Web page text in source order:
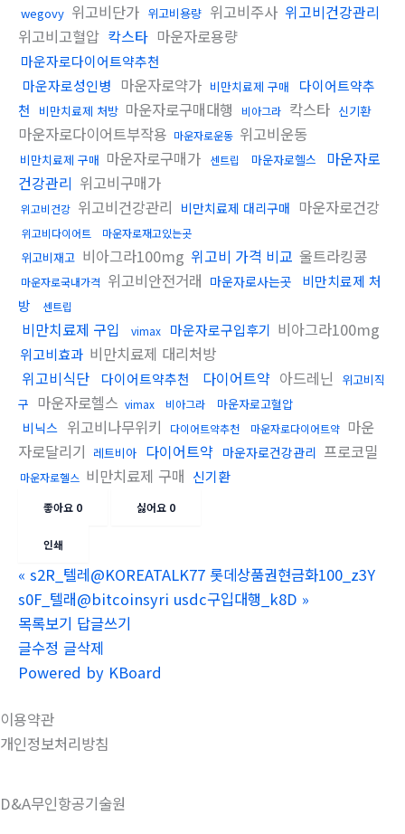
wegovy 위고비단가 위고비용량 위고비주사 위고비건강관리
위고비고혈압 칵스타 마운자로용량
마운자로다이어트약추천
마운자로성인병
마운자로약가 비만치료제 구매
다이어트약추
천
비만치료제 처방 마운자로구매대행 비아그라 칵스타 신기환
마운자로다이어트부작용 마운자로운동 위고비운동
비만치료제 구매 마운자로구매가 센트립 마운자로헬스
마운자로
건강관리 위고비구매가
위고비건강 위고비건강관리 비만치료제 대리구매 마운자로건강
위고비다이어트 마운자로재고있는곳
위고비재고 비아그라100mg 위고비 가격 비교 울트라킹콩
마운자로국내가격 위고비안전거래 마운자로사는곳
비만치료제 처
방
센트립
비만치료제 구입 vimax 마운자로구입후기 비아그라100mg
위고비효과 비만치료제 대리처방
위고비식단
다이어트약추천 다이어트약 아드레닌
위고비직
구
마운자로헬스 vimax 비아그라 마운자로고혈압
비닉스 위고비나무위키 다이어트약추천 마운자로다이어트약 마운
자로달리기 레트비아 다이어트약 마운자로건강관리 프로코밀
마운자로헬스 비만치료제 구매 신기환
좋아요 0 싫어요 0
인쇄
« s2R_텔레@KOREATALK77 롯데상품권현금화100_z3Y
s0F_텔래@bitcoinsyri usdc구입대행_k8D »
목록보기 답글쓰기
글수정 글삭제
Powered by KBoard
이용약관
개인정보처리방침
D&A무인항공기술원